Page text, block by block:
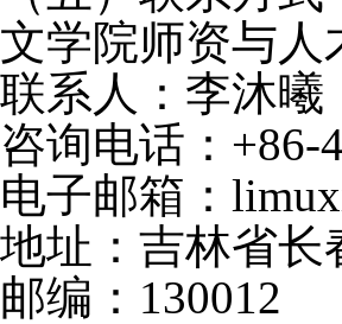
文学院师资与人
联系人：李沐曦
咨询电话： +86-
电子邮箱：
地址：吉林省长
邮编：130012